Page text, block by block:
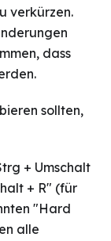
verkürzen.
dass
sollten,
+ Umschalt
+ R" (für
"Hard
alle